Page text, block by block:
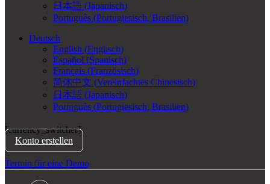
日本語 (Japanisch)
Português (Portugiesisch, Brasilien)
Deutsch
English (Englisch)
Español (Spanisch)
Français (Französisch)
简体中文 (Vereinfachtes Chinesisch)
日本語 (Japanisch)
Português (Portugiesisch, Brasilien)
[currency_switcher]
Konto erstellen
Termin für eine Demo